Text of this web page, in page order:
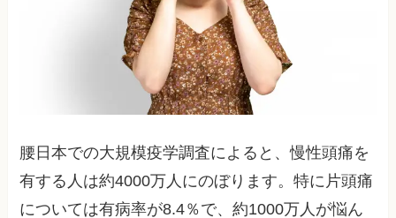
腰日本での大規模疫学調査によると、慢性頭痛を
有する人は約4000万人にのぼります。特に片頭痛
については有病率が8.4％で、約1000万人が悩ん